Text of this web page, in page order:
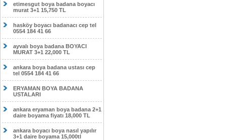
etimesgut boya badana boyacı
murat 3+1 15,750 TL
hasköy boyacı badanacı cep tel
0554 184 41 66
ayvalı boya badana BOYACI
MURAT 3+1 22,000 TL
ankara boya badana ustası cep
tel 0554 184 41 66
ERYAMAN BOYA BADANA
USTALARI
ankara eryaman boya badana 2+1
daire boyama fiyatı 18,000 TL
ankara boyacı boya nasıl yapılır
3+1 daire boyama 15,000tl